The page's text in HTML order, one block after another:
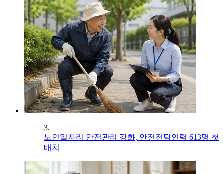
3.
노인일자리 안전관리 강화, 안전전담인력 613명 첫
배치